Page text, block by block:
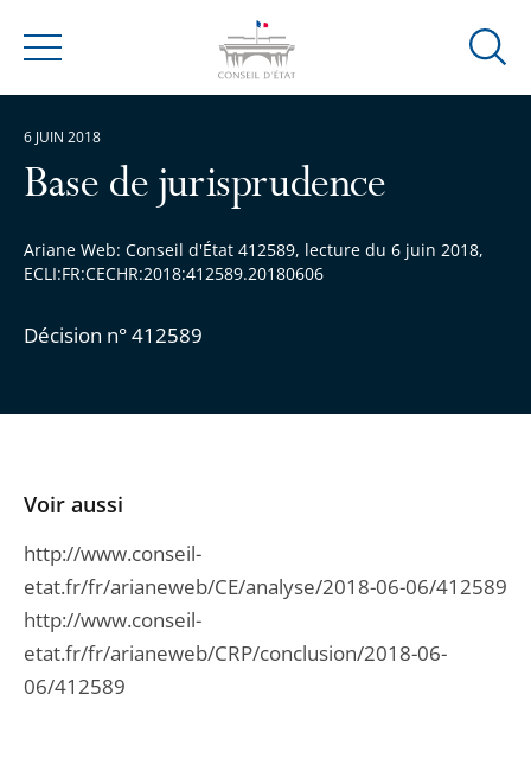
Menu
Ouvrir
Base de jurisprudence
Ariane Web: Conseil d'État 412589, lecture du 6 juin 2018,
ECLI:FR:CECHR:2018:412589.20180606
Décision n° 412589
6 JUIN 2018
Voir aussi
http://www.conseil-
etat.fr/fr/arianeweb/CE/analyse/2018-06-06/412589
http://www.conseil-
etat.fr/fr/arianeweb/CRP/conclusion/2018-06-
06/412589